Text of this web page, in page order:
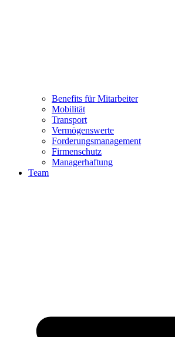
Benefits für Mitarbeiter
Mobilität
Transport
Vermögenswerte
Forderungsmanagement
Firmenschutz
Managerhaftung
Team